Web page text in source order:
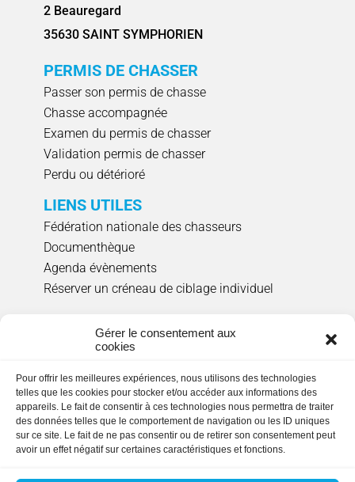
Gérer le consentement aux
cookies
Pour offrir les meilleures expériences, nous utilisons des technologies
telles que les cookies pour stocker et/ou accéder aux informations des
appareils. Le fait de consentir à ces technologies nous permettra de traiter
des données telles que le comportement de navigation ou les ID uniques
sur ce site. Le fait de ne pas consentir ou de retirer son consentement peut
avoir un effet négatif sur certaines caractéristiques et fonctions.
2 Beauregard
35630 SAINT SYMPHORIEN
PERMIS DE CHASSER
Passer son permis de chasse
Chasse accompagnée
Examen du permis de chasser
Validation permis de chasser
Perdu ou détérioré
LIENS UTILES
Fédération nationale des chasseurs
Documenthèque
Agenda évènements
Réserver un créneau de ciblage individuel
NOUS SUIVRE
HORAIRES D'OUVERTURE
Lundi, mardi, jeudi et vendredi: 9h00 à 17h15
en continu.Fermée le mercredi